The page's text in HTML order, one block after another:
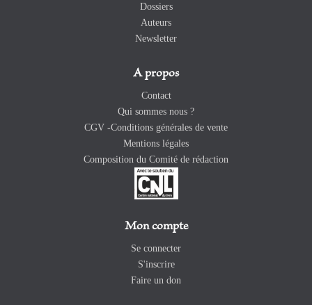
Dossiers
Auteurs
Newsletter
A propos
Contact
Qui sommes nous ?
CGV -Conditions générales de vente
Mentions légales
Composition du Comité de rédaction
Mon compte
Se connecter
S'inscrire
Faire un don